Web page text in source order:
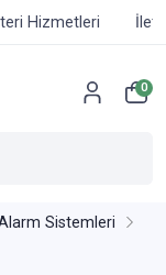
Hizmetleri
0
Sistemleri